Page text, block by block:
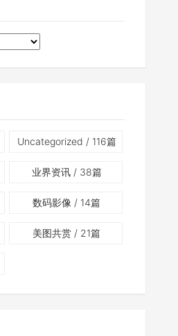
Uncategorized / 116篇
业界资讯/ 38篇
数码影像 / 14篇
美图共赏 / 21篇